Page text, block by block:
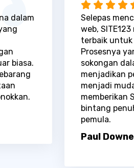
dalam
biasa.
Selepas
web,
terbaik untuk
Prosesnya
sokongan
menjadikan
menjadi
memberikan
bintang
pemula.
Paul